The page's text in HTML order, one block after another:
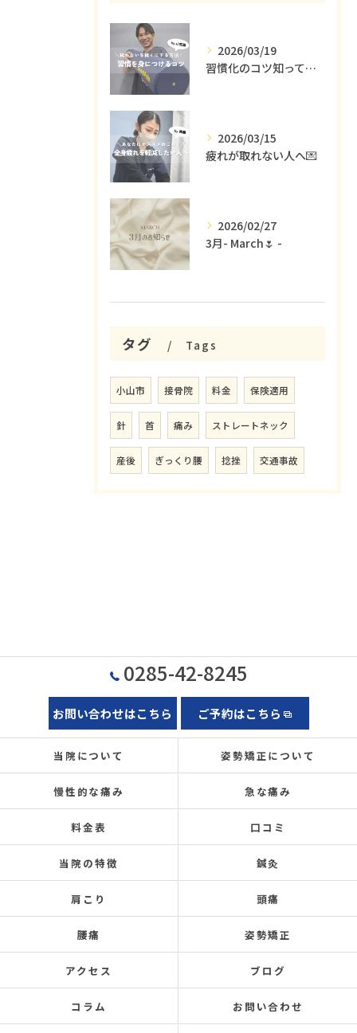
2026/03/19
習慣化のコツ知ってる😳？
2026/03/15
疲れが取れない人へ💌
2026/02/27
3月- March🌷 -
タグ Tags
小山市 接骨院 料金 保険適用
針 首 痛み ストレートネック
産後 ぎっくり腰 捻挫 交通事故
0285-42-8245
お問い合わせはこちら ご予約はこちら
当院について 姿勢矯正について
慢性的な痛み 急な痛み
料金表 口コミ
当院の特徴 鍼灸
肩こり 頭痛
腰痛 姿勢矯正
アクセス ブログ
コラム お問い合わせ